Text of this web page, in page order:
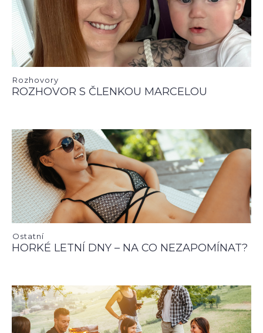
Rozhovory
ROZHOVOR S ČLENKOU MARCELOU
Ostatní
HORKÉ LETNÍ DNY – NA CO NEZAPOMÍNAT?